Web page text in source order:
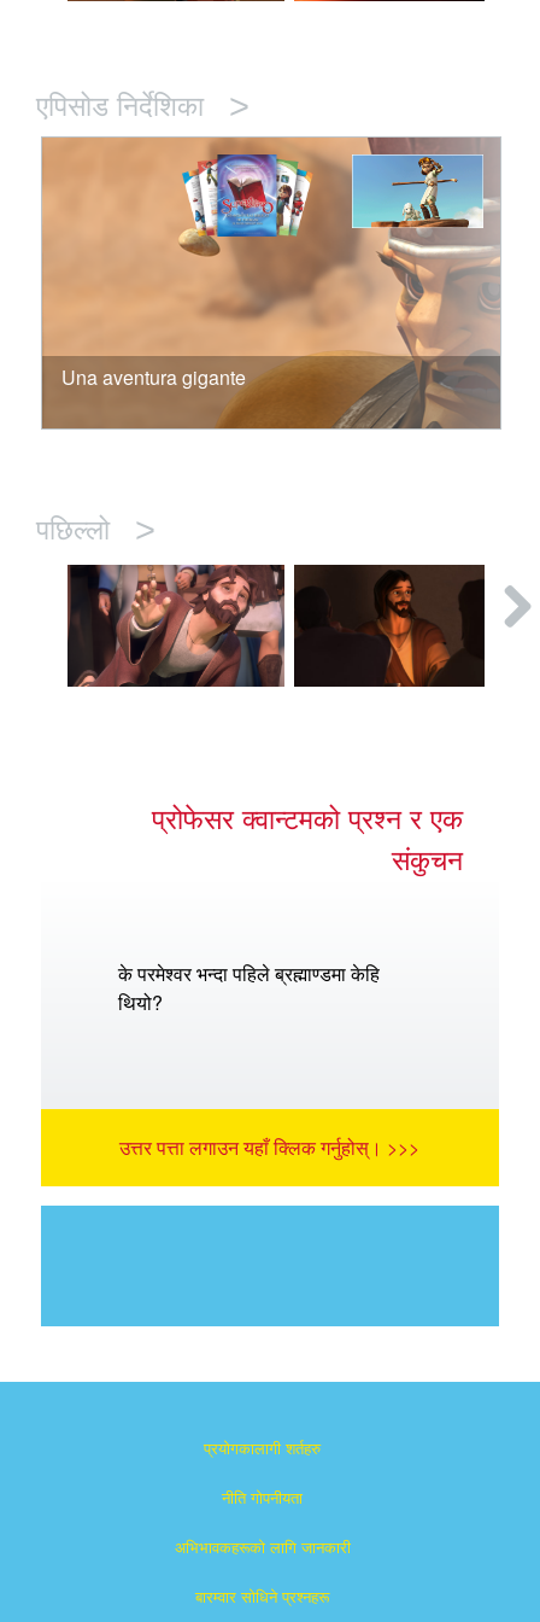
एपिसोड निर्देशिका >
Una aventura gigante
पछिल्लो >
प्रोफेसर क्वान्टमको प्रश्न र एक
संकुचन
के परमेश्वर भन्दा पहिले ब्रह्माण्डमा केहि
थियो?
उत्तर पत्ता लगाउन यहाँ क्लिक गर्नुहोस्। >>>
प्रयोगकालागी शर्तहरु
नीति गोपनीयता
अभिभावकहरूको लागि जानकारी
बारम्वार साेधिने प्रश्नहरू